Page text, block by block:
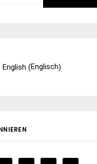
English (Englisch)